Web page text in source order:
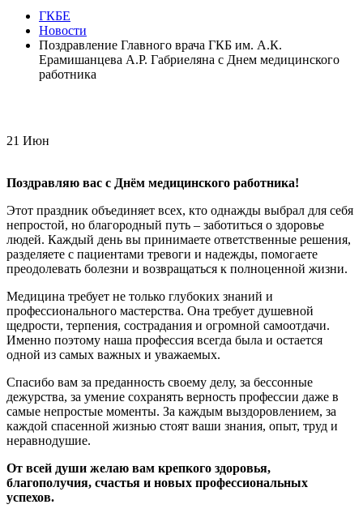
ГКБЕ
Новости
Поздравление Главного врача ГКБ им. А.К.
Ерамишанцева А.Р. Габриеляна с Днем медицинского
работника
21 Июн
Поздравляю вас с Днём медицинского работника!
Этот праздник объединяет всех, кто однажды выбрал для себя
непростой, но благородный путь – заботиться о здоровье
людей. Каждый день вы принимаете ответственные решения,
разделяете с пациентами тревоги и надежды, помогаете
преодолевать болезни и возвращаться к полноценной жизни.
Медицина требует не только глубоких знаний и
профессионального мастерства. Она требует душевной
щедрости, терпения, сострадания и огромной самоотдачи.
Именно поэтому наша профессия всегда была и остается
одной из самых важных и уважаемых.
Спасибо вам за преданность своему делу, за бессонные
дежурства, за умение сохранять верность профессии даже в
самые непростые моменты. За каждым выздоровлением, за
каждой спасенной жизнью стоят ваши знания, опыт, труд и
неравнодушие.
От всей души желаю вам крепкого здоровья,
благополучия, счастья и новых профессиональных
успехов.